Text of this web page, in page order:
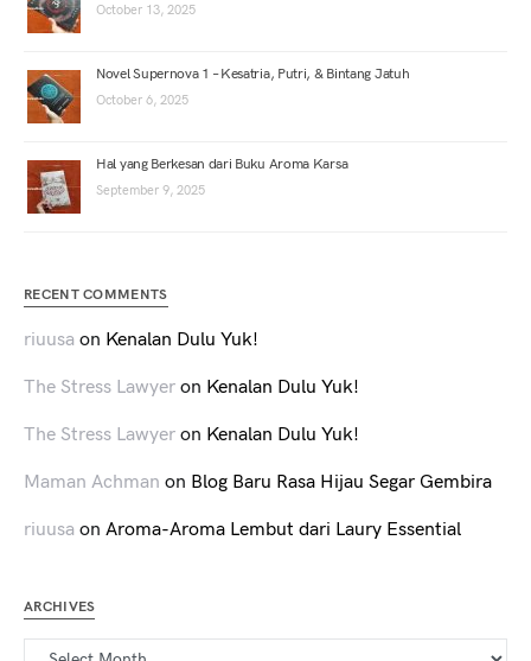
October 13, 2025
Novel Supernova 1 – Kesatria, Putri, & Bintang Jatuh
October 6, 2025
Hal yang Berkesan dari Buku Aroma Karsa
September 9, 2025
RECENT COMMENTS
riuusa on Kenalan Dulu Yuk!
The Stress Lawyer on Kenalan Dulu Yuk!
The Stress Lawyer on Kenalan Dulu Yuk!
Maman Achman on Blog Baru Rasa Hijau Segar Gembira
riuusa on Aroma-Aroma Lembut dari Laury Essential
ARCHIVES
Archives